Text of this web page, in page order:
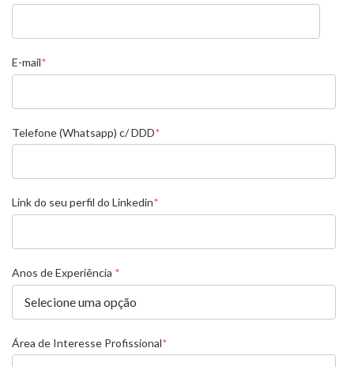
E-mail*
Telefone (Whatsapp) c/ DDD*
Link do seu perfil do Linkedin*
Anos de Experiência *
Área de Interesse Profissional*